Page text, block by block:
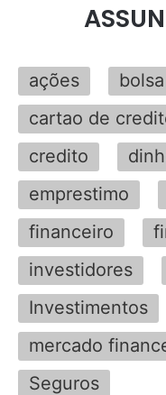
ações
cartao de
credito
emprestimo
financeiro
investidores
Investimentos
mercado
Seguros